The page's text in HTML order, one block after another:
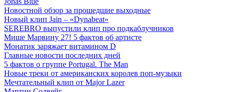
Новостной обзор за прошедшие выходные
Новый клип Jain – «Dynabeat»
SEREBRO выпустили клип про подкаблучников
Мише Марвину 27! 5 фактов об артисте
Монатик заряжает витамином D
Главные новости последних дней
5 фактов о группе Portugal. The Man
Новые треки от американских королев поп-музыки
Мечтательный клип от Major Lazer